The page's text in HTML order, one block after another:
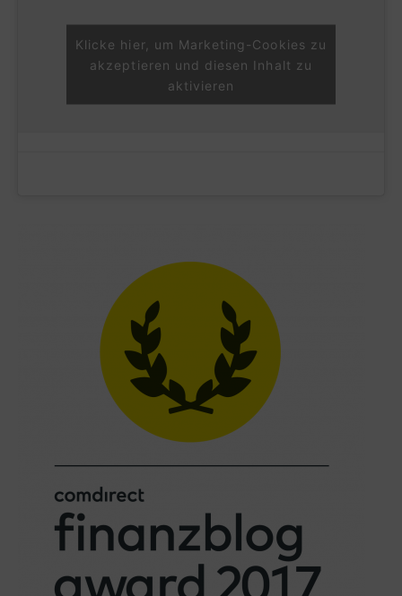
Klicke hier, um Marketing-Cookies zu
akzeptieren und diesen Inhalt zu
aktivieren